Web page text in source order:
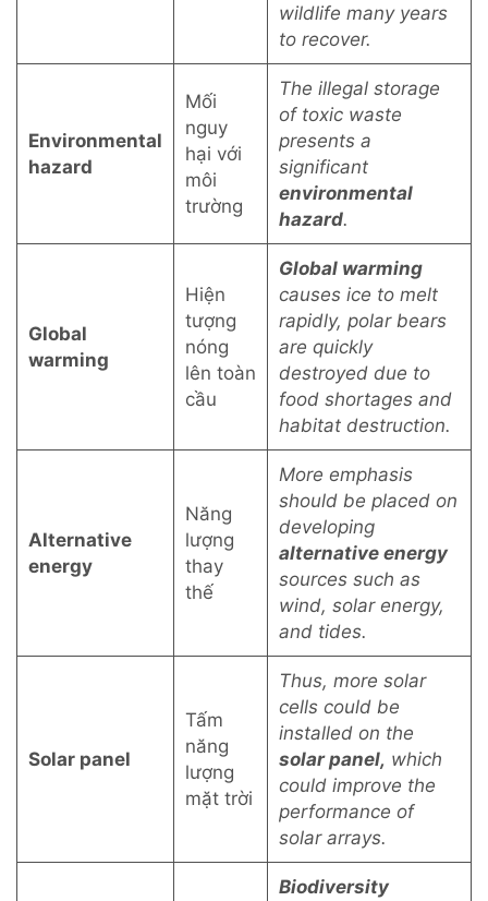
wildlife many years
to recover.
Environmental
hazard
Mối
nguy
hại với
môi
trường
The illegal storage
of toxic waste
presents a
significant
environmental
hazard.
Global
warming
Hiện
tượng
nóng
lên toàn
cầu
Global warming
causes ice to melt
rapidly, polar bears
are quickly
destroyed due to
food shortages and
habitat destruction.
Alternative
energy
Năng
lượng
thay
thế
More emphasis
should be placed on
developing
alternative energy
sources such as
wind, solar energy,
and tides.
Solar panel
Tấm
năng
lượng
mặt trời
Thus, more solar
cells could be
installed on the
solar panel, which
could improve the
performance of
solar arrays.
Biodiversity